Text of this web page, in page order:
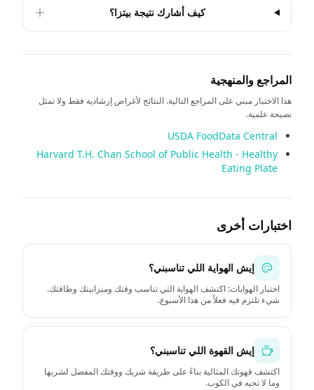
كيف أشارك نتيجة بيتزا؟
المراجع والمنهجية
هذا الاختبار مبني على المراجع التالية. النتائج لأغراض إرشادية فقط ولا تمثل
نصيحة علمية.
USDA FoodData Central
Harvard T.H. Chan School of Public Health - Healthy
Eating Plate
اختبارات أخرى
إيش الهواية اللي تناسبني؟
اختبار الهوايات: اكتشف الهواية التي تناسب وقتك وميزانيتك وطاقتك.
شيء تلتزم فيه فعلاً من هذا الأسبوع.
إيش القهوة اللي تناسبني؟
اكتشف قهوتك المثالية بناءً على طريقة شربك ووقتك المفضل لشربها
وما لا تحبه في الكوب.